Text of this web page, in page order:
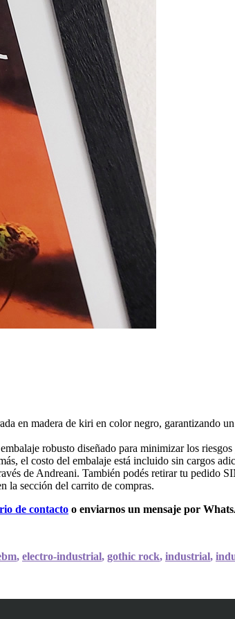
en madera de kiri en color negro, garantizando
robusto diseñado para minimizar los
el costo del embalaje está incluido sin cargos
de Andreani. También podés retirar tu pedido
la sección del carrito de compras.
de contacto o enviarnos un mensaje por
, electro-industrial, gothic rock, industrial,